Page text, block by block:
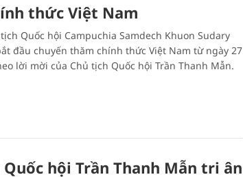
thức Việt Nam
Quốc hội Campuchia Samdech Khuon Sudary
đầu chuyến thăm chính thức Việt Nam từ ngày 27
lời mời của Chủ tịch Quốc hội Trần Thanh Mẫn.
hội Trần Thanh Mẫn tri ân